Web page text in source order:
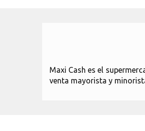
Maxi Cash es el
venta mayorista y